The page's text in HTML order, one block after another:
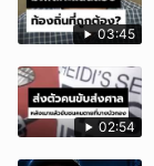
03:45
02:54